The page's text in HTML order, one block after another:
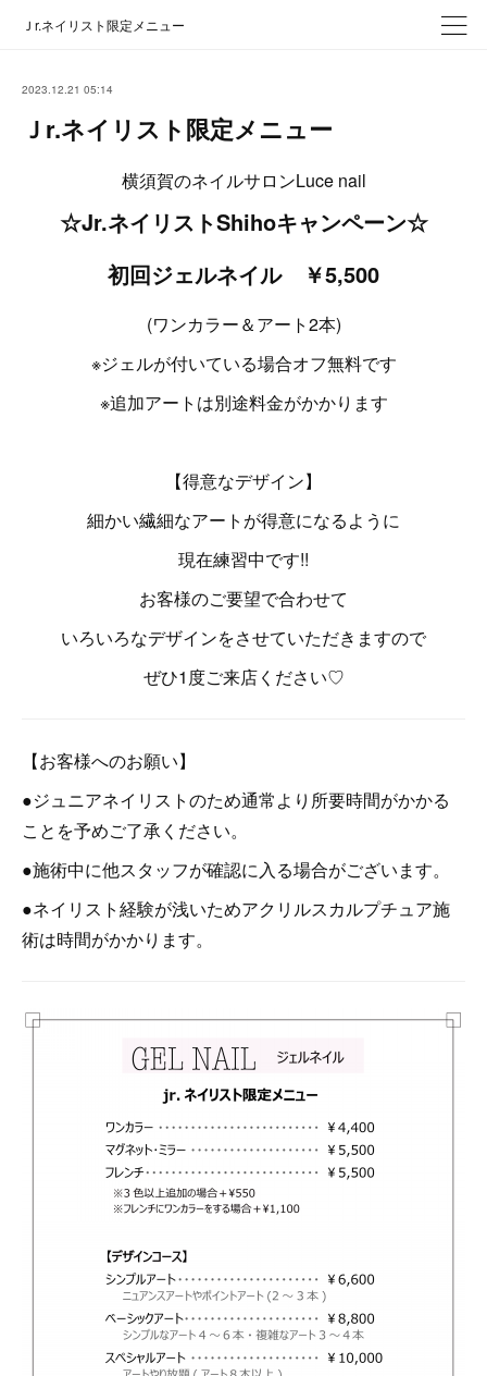
Ｊr.ネイリスト限定メニュー
2023.12.21 05:14
Ｊr.ネイリスト限定メニュー
横須賀のネイルサロンLuce nail
☆Jr.ネイリストShihoキャンペーン☆
初回ジェルネイル ￥5,500
(ワンカラー＆アート2本)
※ジェルが付いている場合オフ無料です
※追加アートは別途料金がかかります
【得意なデザイン】
細かい繊細なアートが得意になるように
現在練習中です!!
お客様のご要望で合わせて
いろいろなデザインをさせていただきますので
ぜひ1度ご来店ください♡
【お客様へのお願い】
●ジュニアネイリストのため通常より所要時間がかかる
ことを予めご了承ください。
●施術中に他スタッフが確認に入る場合がございます。
●ネイリスト経験が浅いためアクリルスカルプチュア施
術は時間がかかります。